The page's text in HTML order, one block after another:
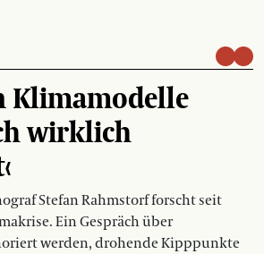
Klimamodelle
wirklich
Stefan Rahmstorf forscht seit
Ein Gespräch über
werden, drohende Kipppunkte